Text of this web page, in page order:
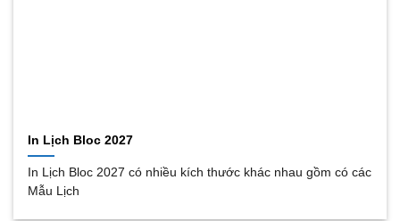
In Lịch Bloc 2027
In Lịch Bloc 2027 có nhiều kích thước khác nhau gồm có các
Mẫu Lịch